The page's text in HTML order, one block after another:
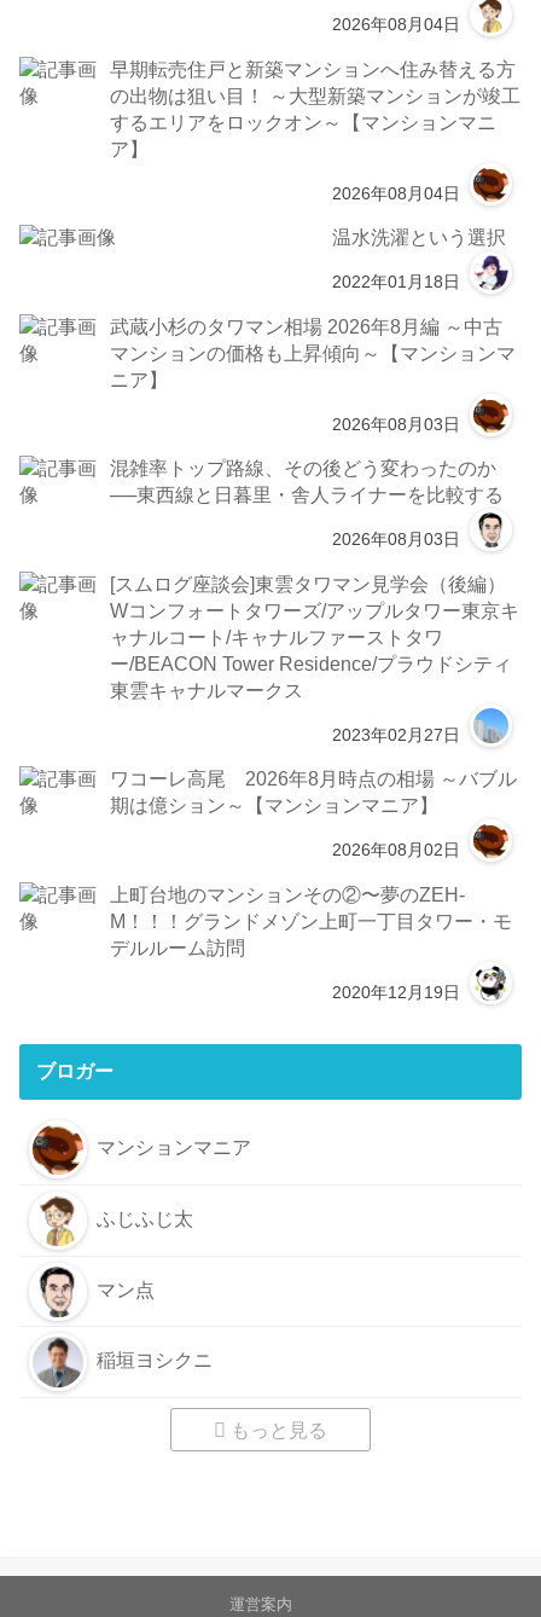
2026年08月04日
早期転売住戸と新築マンションへ住み替える方
の出物は狙い目！ ～大型新築マンションが竣工
するエリアをロックオン～【マンションマニ
ア】
2026年08月04日
温水洗濯という選択
2022年01月18日
武蔵小杉のタワマン相場 2026年8月編 ～中古
マンションの価格も上昇傾向～【マンションマ
ニア】
2026年08月03日
混雑率トップ路線、その後どう変わったのか
──東西線と日暮里・舎人ライナーを比較する
2026年08月03日
[スムログ座談会]東雲タワマン見学会（後編）
Wコンフォートタワーズ/アップルタワー東京キ
ャナルコート/キャナルファーストタワ
ー/BEACON Tower Residence/プラウドシティ
東雲キャナルマークス
2023年02月27日
ワコーレ高尾 2026年8月時点の相場 ～バブル
期は億ション～【マンションマニア】
2026年08月02日
上町台地のマンションその②〜夢のZEH-
M！！！グランドメゾン上町一丁目タワー・モ
デルルーム訪問
2020年12月19日
ブロガー
マンションマニア
ふじふじ太
マン点
稲垣ヨシクニ
もっと見る
運営案内